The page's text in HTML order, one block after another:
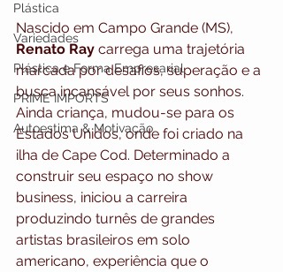
Plástica
Variedades
Plástica e Forma Empresarial
PRIME IMPORTS
Autoestima & Motivação
Nascido em Campo Grande (MS),
Renato Ray carrega uma trajetória
marcada por desafios, superação e a
busca incansável por seus sonhos.
Ainda criança, mudou-se para os
Estados Unidos, onde foi criado na
ilha de Cape Cod. Determinado a
construir seu espaço no show
business, iniciou a carreira
produzindo turnês de grandes
artistas brasileiros em solo
americano, experiência que o